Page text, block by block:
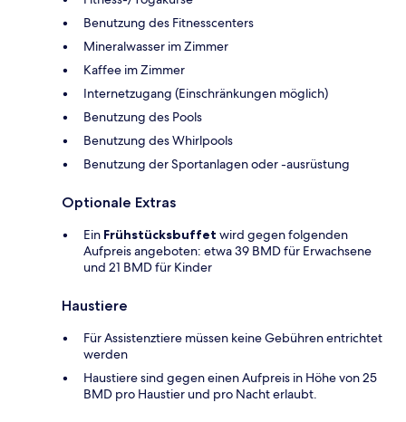
Benutzung des Fitnesscenters
Mineralwasser im Zimmer
Kaffee im Zimmer
Internetzugang (Einschränkungen möglich)
Benutzung des Pools
Benutzung des Whirlpools
Benutzung der Sportanlagen oder -ausrüstung
Optionale Extras
Ein Frühstücksbuffet wird gegen folgenden
Aufpreis angeboten: etwa 39 BMD für Erwachsene
und 21 BMD für Kinder
Haustiere
Für Assistenztiere müssen keine Gebühren entrichtet
werden
Haustiere sind gegen einen Aufpreis in Höhe von 25
BMD pro Haustier und pro Nacht erlaubt.